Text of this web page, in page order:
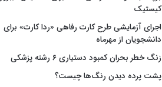
کیستیک
اجرای آزمایشی طرح کارت رفاهی «ردا کارت» برای
دانشجویان از مهرماه
زنگ خطر بحران کمبود دستیاری ۶ رشته پزشکی
پشت پرده دیدن رنگ‌ها چیست؟